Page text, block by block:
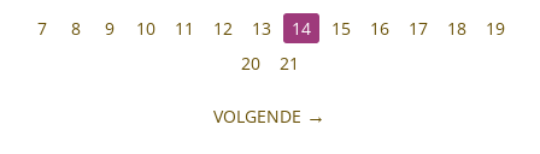
7 8 9 10 11 12 13 14 15 16 17 18
19
20
21
VOLGENDE